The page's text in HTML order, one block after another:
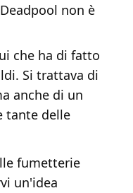
non è
che ha di fatto
Si trattava di
anche di un
tante delle
fumetterie
un'idea